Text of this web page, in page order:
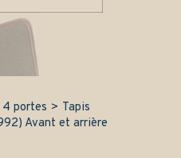
4 portes > Tapis
Avant et arrière